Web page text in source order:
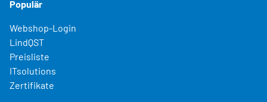
Populär
Webshop-Login
LindQST
Preisliste
ITsolutions
Zertifikate